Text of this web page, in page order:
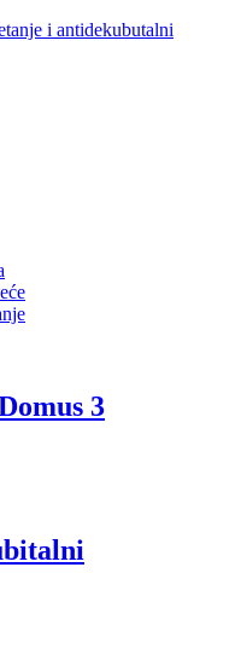
i antidekubutalni
3